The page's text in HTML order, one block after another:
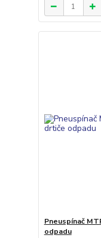
Pneuspínač
odpadu